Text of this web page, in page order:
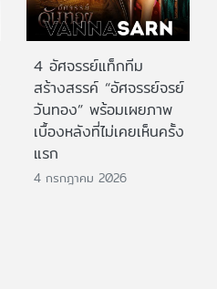
4 อัศจรรย์แท็กทีม
สร้างสรรค์ “อัศจรรย์จรย์
วันทอง” พร้อมเผยภาพ
เบื้องหลังที่ไม่เคยเห็นครั้ง
แรก
4 กรกฎาคม 2026